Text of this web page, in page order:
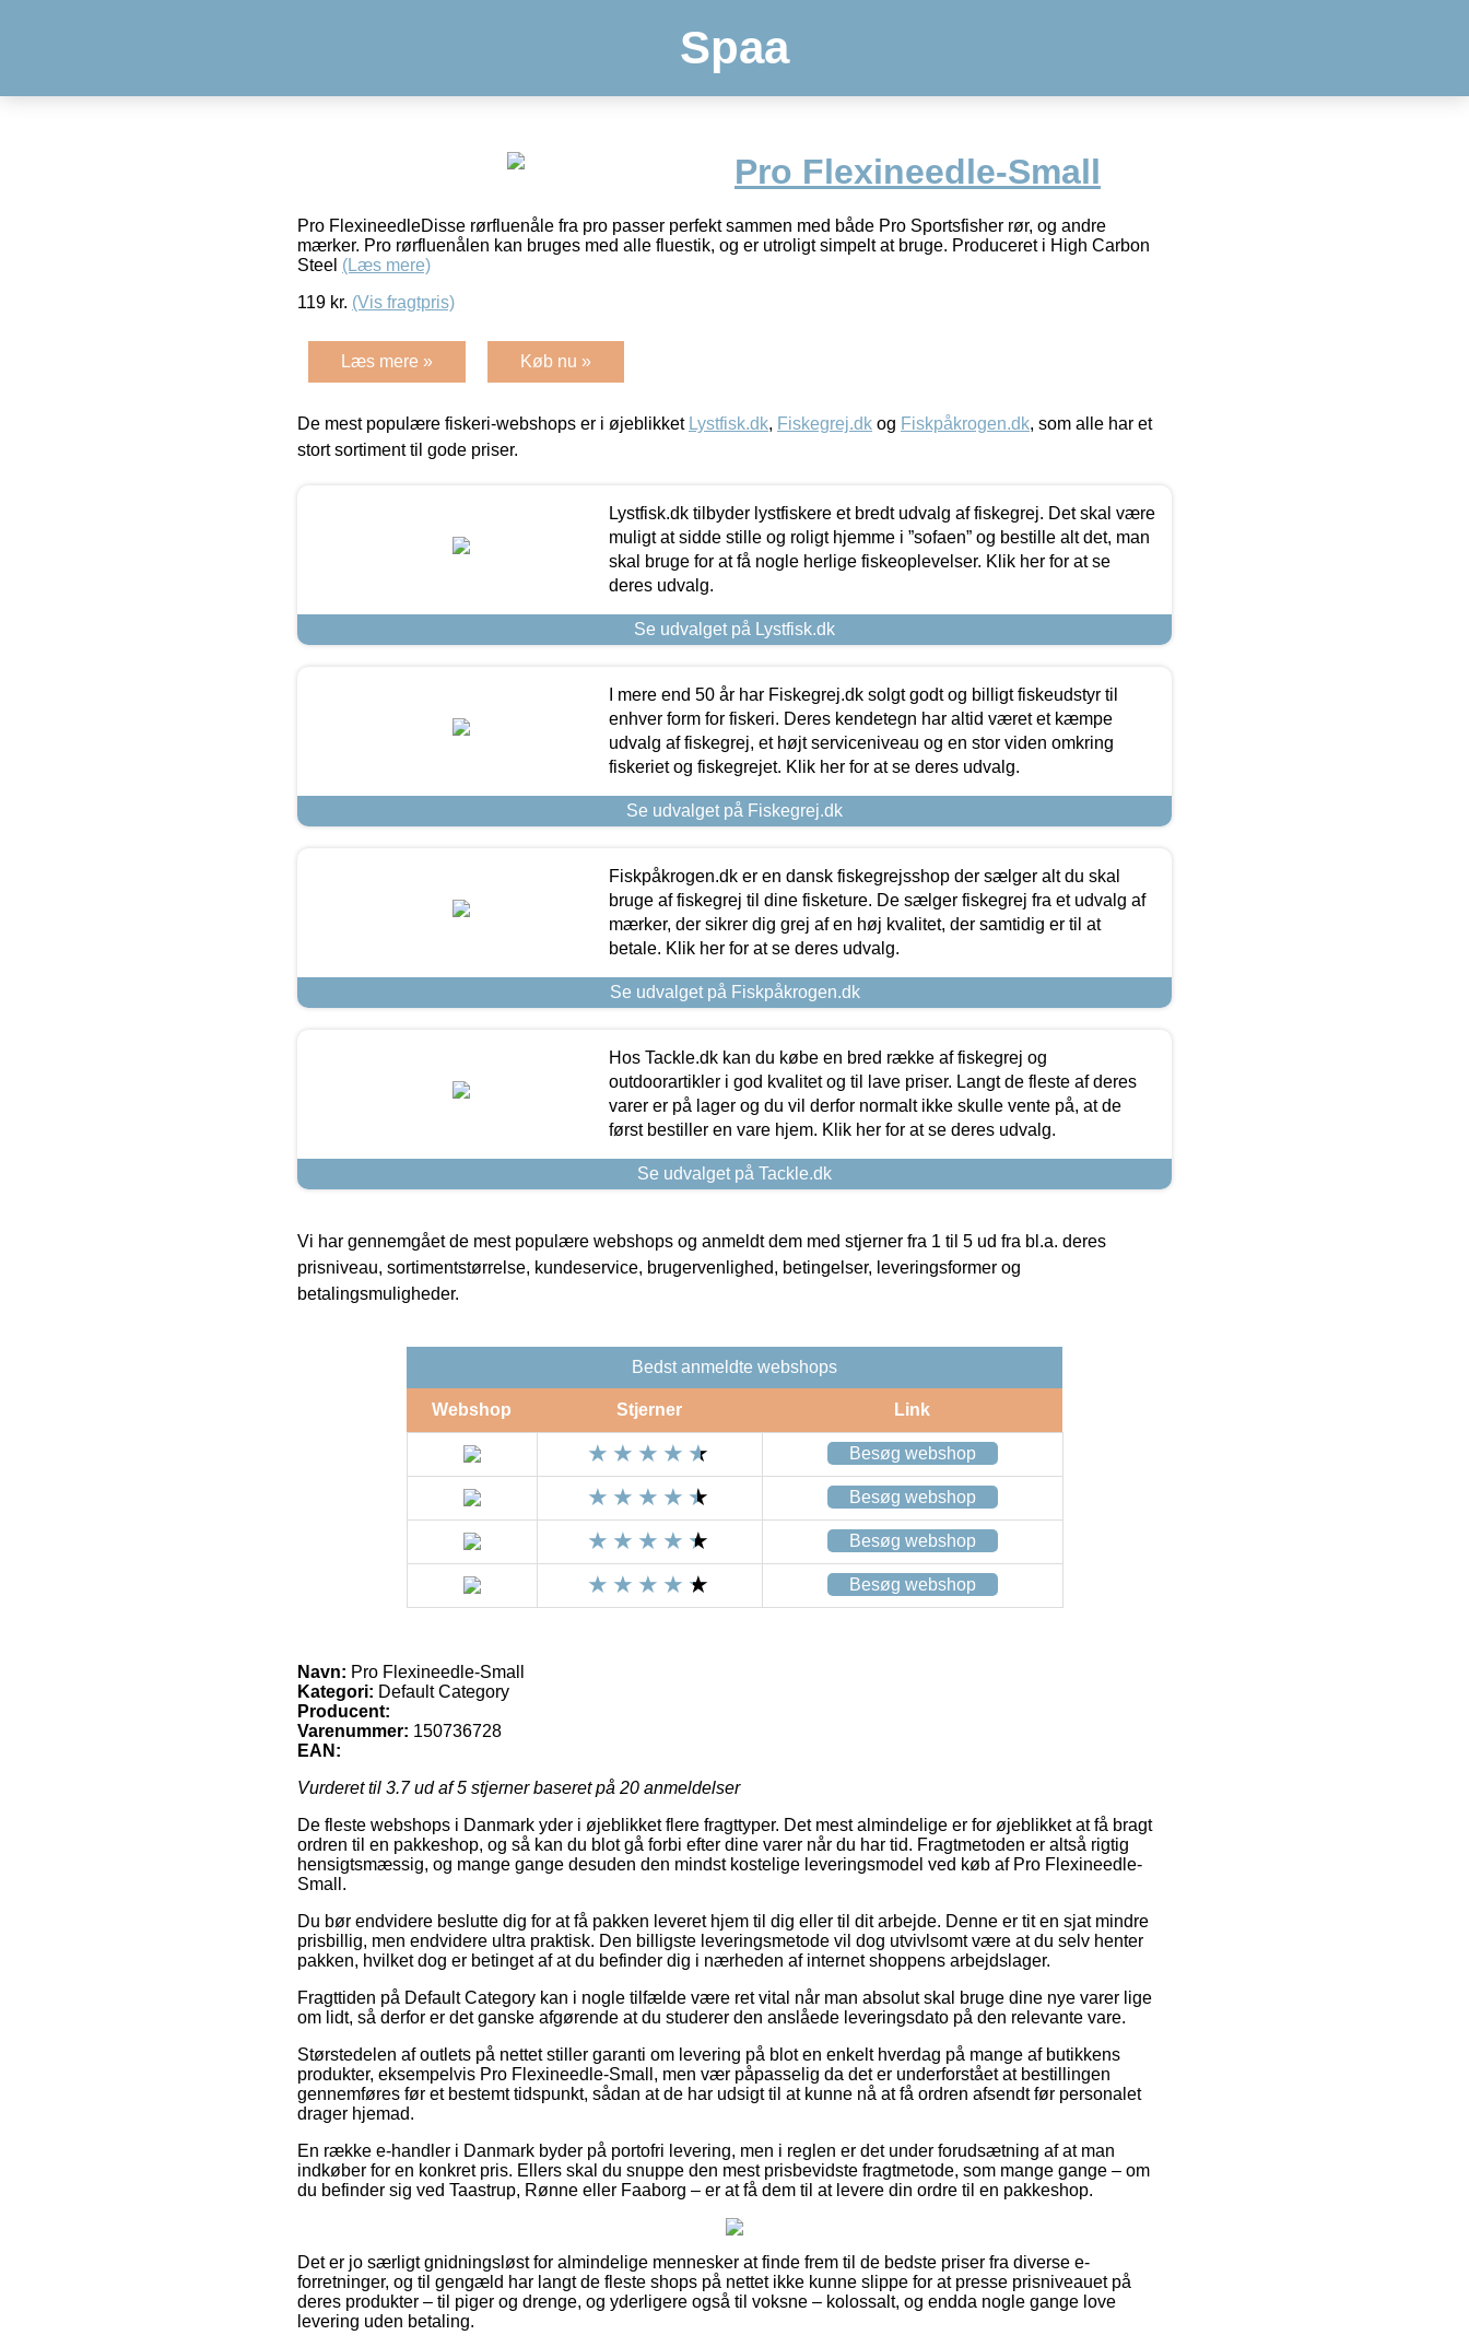
Spaa
Pro Flexineedle-Small
Pro FlexineedleDisse rørfluenåle fra pro passer perfekt sammen med både Pro Sportsfisher rør, og andre
mærker. Pro rørfluenålen kan bruges med alle fluestik, og er utroligt simpelt at bruge. Produceret i High Carbon
Steel (Læs mere)
119 kr. (Vis fragtpris)
Læs mere » Køb nu »
De mest populære fiskeri-webshops er i øjeblikket Lystfisk.dk, Fiskegrej.dk og Fiskpåkrogen.dk, som alle har et
stort sortiment til gode priser.
Lystfisk.dk tilbyder lystfiskere et bredt udvalg af fiskegrej. Det skal være
muligt at sidde stille og roligt hjemme i ”sofaen” og bestille alt det, man
skal bruge for at få nogle herlige fiskeoplevelser. Klik her for at se
deres udvalg.
Se udvalget på Lystfisk.dk
I mere end 50 år har Fiskegrej.dk solgt godt og billigt fiskeudstyr til
enhver form for fiskeri. Deres kendetegn har altid været et kæmpe
udvalg af fiskegrej, et højt serviceniveau og en stor viden omkring
fiskeriet og fiskegrejet. Klik her for at se deres udvalg.
Se udvalget på Fiskegrej.dk
Fiskpåkrogen.dk er en dansk fiskegrejsshop der sælger alt du skal
bruge af fiskegrej til dine fisketure. De sælger fiskegrej fra et udvalg af
mærker, der sikrer dig grej af en høj kvalitet, der samtidig er til at
betale. Klik her for at se deres udvalg.
Se udvalget på Fiskpåkrogen.dk
Hos Tackle.dk kan du købe en bred række af fiskegrej og
outdoorartikler i god kvalitet og til lave priser. Langt de fleste af deres
varer er på lager og du vil derfor normalt ikke skulle vente på, at de
først bestiller en vare hjem. Klik her for at se deres udvalg.
Se udvalget på Tackle.dk
Vi har gennemgået de mest populære webshops og anmeldt dem med stjerner fra 1 til 5 ud fra bl.a. deres
prisniveau, sortimentstørrelse, kundeservice, brugervenlighed, betingelser, leveringsformer og
betalingsmuligheder.
Bedst anmeldte webshops
Webshop Stjerner Link
Besøg webshop
Besøg webshop
Besøg webshop
Besøg webshop
Navn: Pro Flexineedle-Small
Kategori: Default Category
Producent:
Varenummer: 150736728
EAN:
Vurderet til 3.7ud af 5 stjerner baseret på 20 anmeldelser
De fleste webshops i Danmark yder i øjeblikket flere fragttyper. Det mest almindelige er for øjeblikket at få bragt
ordren til en pakkeshop, og så kan du blot gå forbi efter dine varer når du har tid. Fragtmetoden er altså rigtig
hensigtsmæssig, og mange gange desuden den mindst kostelige leveringsmodel ved køb af Pro Flexineedle-
Small.
Du bør endvidere beslutte dig for at få pakken leveret hjem til dig eller til dit arbejde. Denne er tit en sjat mindre
prisbillig, men endvidere ultra praktisk. Den billigste leveringsmetode vil dog utvivlsomt være at du selv henter
pakken, hvilket dog er betinget af at du befinder dig i nærheden af internet shoppens arbejdslager.
Fragttiden på Default Category kan i nogle tilfælde være ret vital når man absolut skal bruge dine nye varer lige
om lidt, så derfor er det ganske afgørende at du studerer den anslåede leveringsdato på den relevante vare.
Størstedelen af outlets på nettet stiller garanti om levering på blot en enkelt hverdag på mange af butikkens
produkter, eksempelvis Pro Flexineedle-Small, men vær påpasselig da det er underforstået at bestillingen
gennemføres før et bestemt tidspunkt, sådan at de har udsigt til at kunne nå at få ordren afsendt før personalet
drager hjemad.
En række e-handler i Danmark byder på portofri levering, men i reglen er det under forudsætning af at man
indkøber for en konkret pris. Ellers skal du snuppe den mest prisbevidste fragtmetode, som mange gange – om
du befinder sig ved Taastrup, Rønne eller Faaborg – er at få dem til at levere din ordre til en pakkeshop.
Det er jo særligt gnidningsløst for almindelige mennesker at finde frem til de bedste priser fra diverse e-
forretninger, og til gengæld har langt de fleste shops på nettet ikke kunne slippe for at presse prisniveauet på
deres produkter – til piger og drenge, og yderligere også til voksne – kolossalt, og endda nogle gange love
levering uden betaling.